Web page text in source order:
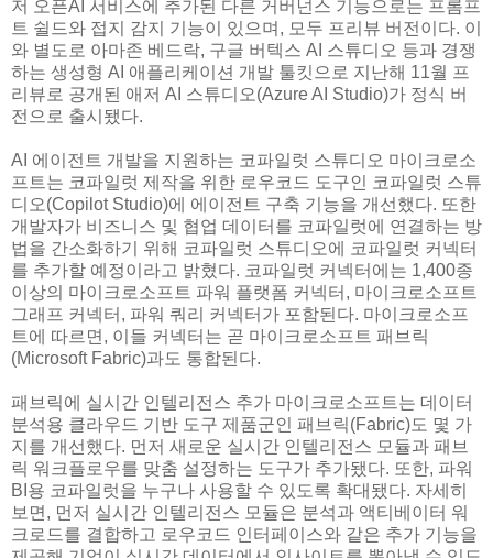
저 오픈AI 서비스에 추가된 다른 거버넌스 기능으로는 프롬프
트 쉴드와 접지 감지 기능이 있으며, 모두 프리뷰 버전이다. 이
와 별도로 아마존 베드락, 구글 버텍스 AI 스튜디오 등과 경쟁
하는 생성형 AI 애플리케이션 개발 툴킷으로 지난해 11월 프
리뷰로 공개된 애저 AI 스튜디오(Azure AI Studio)가 정식 버
전으로 출시됐다.
AI 에이전트 개발을 지원하는 코파일럿 스튜디오 마이크로소
프트는 코파일럿 제작을 위한 로우코드 도구인 코파일럿 스튜
디오(Copilot Studio)에 에이전트 구축 기능을 개선했다. 또한
개발자가 비즈니스 및 협업 데이터를 코파일럿에 연결하는 방
법을 간소화하기 위해 코파일럿 스튜디오에 코파일럿 커넥터
를 추가할 예정이라고 밝혔다. 코파일럿 커넥터에는 1,400종
이상의 마이크로소프트 파워 플랫폼 커넥터, 마이크로소프트
그래프 커넥터, 파워 쿼리 커넥터가 포함된다. 마이크로소프
트에 따르면, 이들 커넥터는 곧 마이크로소프트 패브릭
(Microsoft Fabric)과도 통합된다.
패브릭에 실시간 인텔리전스 추가 마이크로소프트는 데이터
분석용 클라우드 기반 도구 제품군인 패브릭(Fabric)도 몇 가
지를 개선했다. 먼저 새로운 실시간 인텔리전스 모듈과 패브
릭 워크플로우를 맞춤 설정하는 도구가 추가됐다. 또한, 파워
BI용 코파일럿을 누구나 사용할 수 있도록 확대됐다. 자세히
보면, 먼저 실시간 인텔리전스 모듈은 분석과 액티베이터 워
크로드를 결합하고 로우코드 인터페이스와 같은 추가 기능을